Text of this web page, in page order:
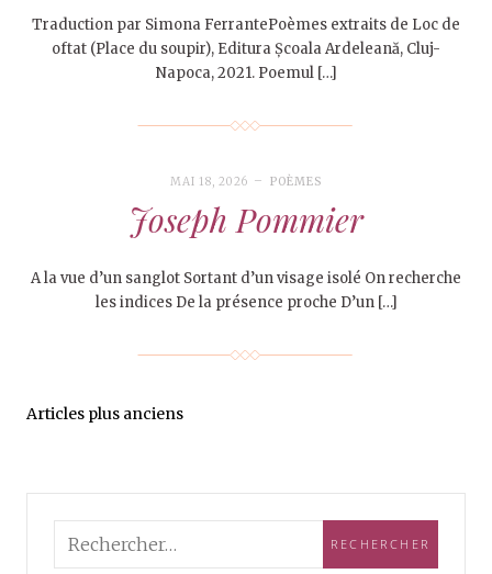
Traduction par Simona FerrantePoèmes extraits de Loc de
oftat (Place du soupir), Editura Școala Ardeleană, Cluj-
Napoca, 2021. Poemul […]
MAI 18, 2026 POÈMES
Joseph Pommier
A la vue d’un sanglot Sortant d’un visage isolé On recherche
les indices De la présence proche D’un […]
Articles plus anciens